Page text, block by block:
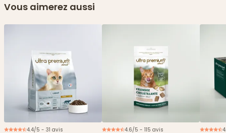
Vous aimerez aussi
4.4/5 - 31 avis 4.6/5 - 115 avis